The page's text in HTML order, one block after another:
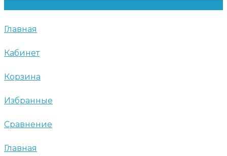
Главная
Кабинет
Корзина
Избранные
Сравнение
Главная